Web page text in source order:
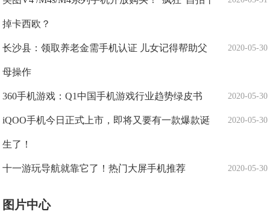
掉卡西欧？
2020-05-30
长沙县：领取养老金需手机认证 儿女记得帮助父
母操作
2020-05-30
360手机游戏：Q1中国手机游戏行业趋势绿皮书
2020-05-30
iQOO手机今日正式上市，即将又要有一款爆款诞
生了！
2020-05-30
十一游玩导航就靠它了！热门大屏手机推荐
图片中心